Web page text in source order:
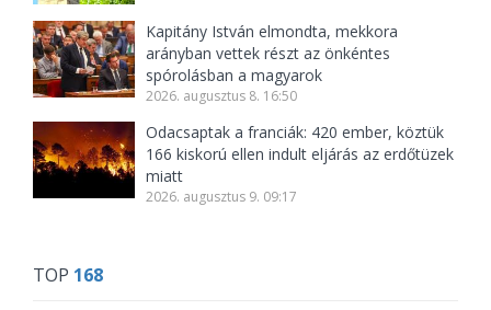
Kapitány István elmondta, mekkora
arányban vettek részt az önkéntes
spórolásban a magyarok
2026. augusztus 8. 16:50
Odacsaptak a franciák: 420 ember, köztük
166 kiskorú ellen indult eljárás az erdőtüzek
miatt
2026. augusztus 9. 09:17
TOP 168